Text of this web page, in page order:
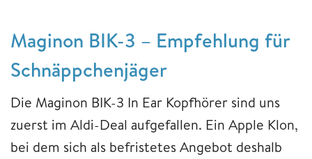
Maginon BIK-3 – Empfehlung für
Schnäppchenjäger
Die Maginon BIK-3 In Ear Kopfhörer sind uns
zuerst im Aldi-Deal aufgefallen. Ein Apple Klon,
bei dem sich als befristetes Angebot deshalb